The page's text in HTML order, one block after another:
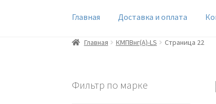
Главная Доставка и оплата
Главная КМПВнг(А)-LS Страница 22
Фильтр по марке